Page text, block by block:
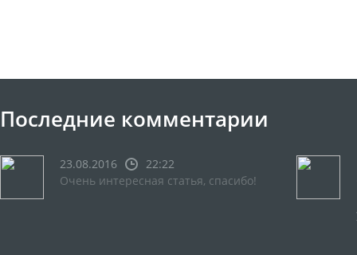
Последние комментарии
23.08.2016
22:22
Очень интересная статья, спасибо!